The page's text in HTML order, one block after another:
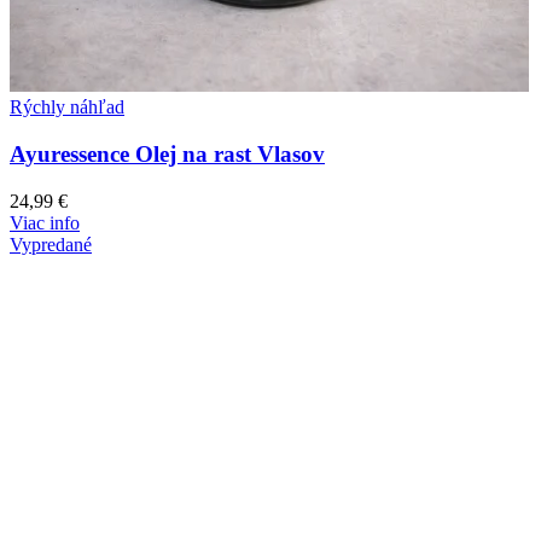
Rýchly náhľad
Ayuressence Olej na rast Vlasov
24,99 €
Viac info
Vypredané